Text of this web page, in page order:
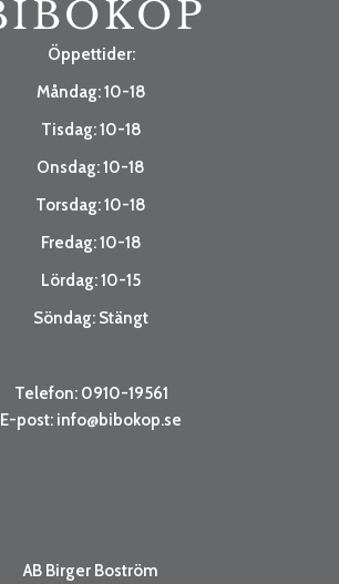
Öppettider:
Måndag: 10-18
Tisdag: 10-18
Onsdag: 10-18
Torsdag: 10-18
Fredag: 10-18
Lördag: 10-15
Söndag: Stängt
Telefon: 0910-19561
E-post: info@bibokop.se
AB Birger Boström